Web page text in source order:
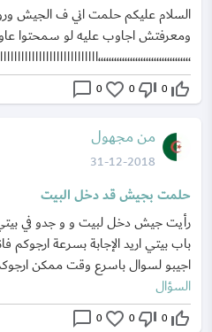
السلام عليكم حلمت اني ف الجيش
ومعرفتش اجاوب عليه لو سمحتوا
thumb_up_off_alt
0
thumb_down_off_alt
0
favorite_border
0
chat_bubble_outline
من مجهول
31-12-2018
حلمت بجيش قد دخل البيت
رأيت جيش دخل لبيت و و جدو في
باب بيتي اريد الإجابة بسرعة
اجيبو لسوال باسرع وقت ممكن
السؤال
thumb_up_off_alt
0
thumb_down_off_alt
0
favorite_border
0
chat_bubble_outline